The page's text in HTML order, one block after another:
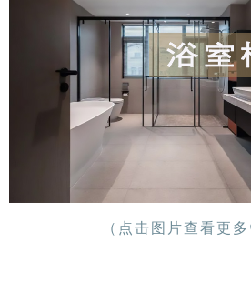
（点击图片查看更多